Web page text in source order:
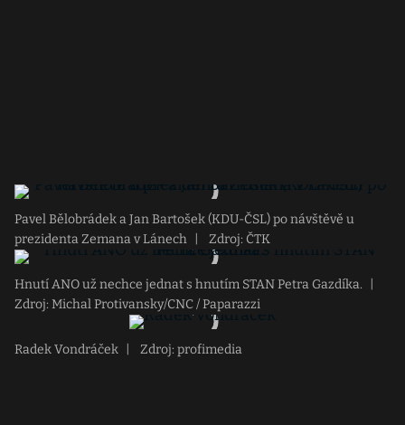
Pavel Bělobrádek a Jan Bartošek (KDU-ČSL) po návštěvě u
prezidenta Zemana v Lánech
Zdroj: ČTK
Hnutí ANO už nechce jednat s hnutím STAN Petra Gazdíka.
Zdroj: Michal Protivansky/CNC / Paparazzi
Radek Vondráček Zdroj: profimedia